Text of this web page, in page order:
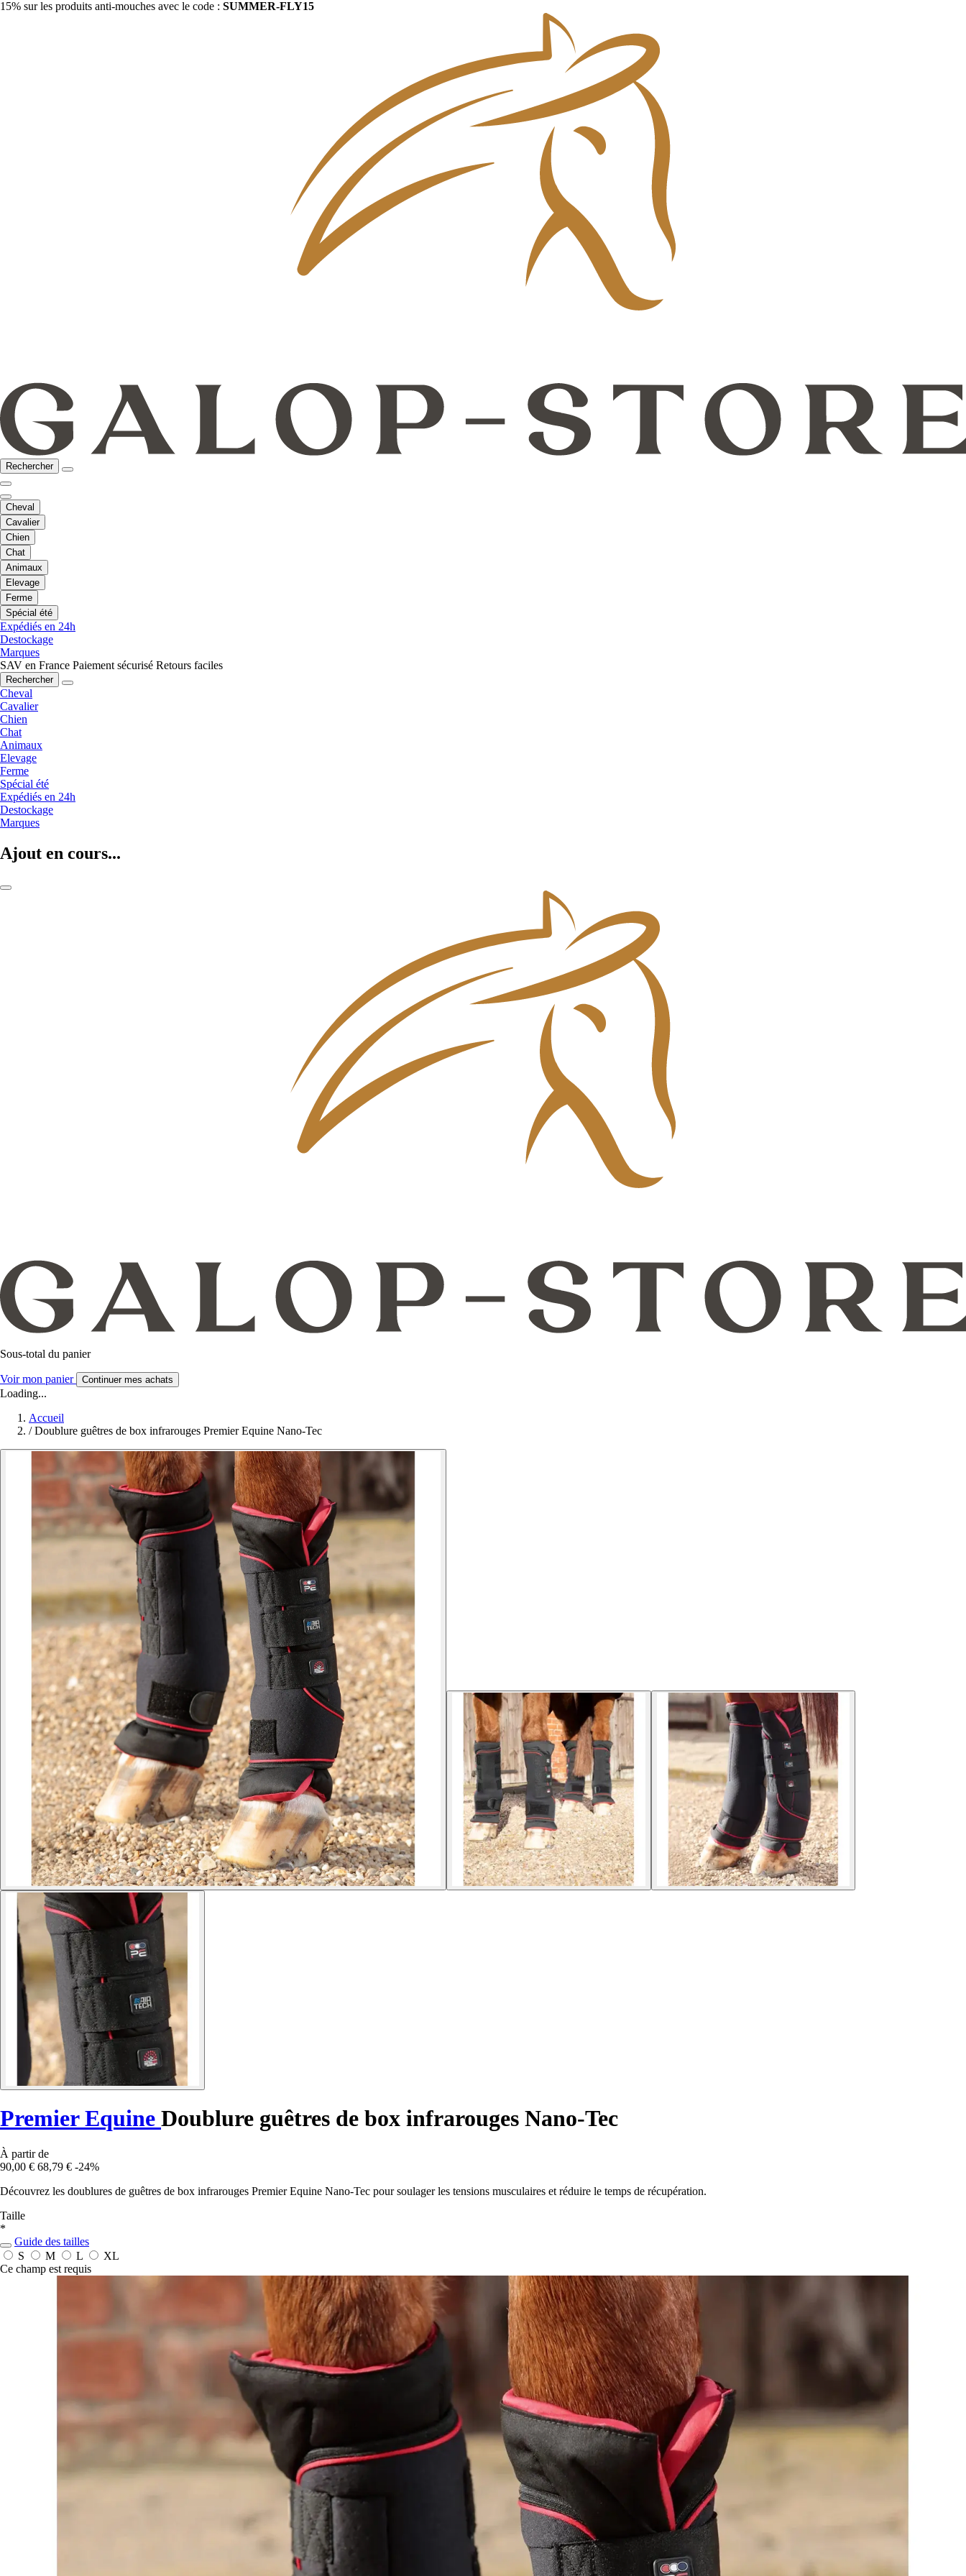
15% sur les produits anti-mouches avec le code : SUMMER-FLY15
Rechercher
Cheval
Cavalier
Chien
Chat
Animaux
Elevage
Ferme
Spécial été
Expédiés en 24h
Destockage
Marques
SAV en France Paiement sécurisé Retours faciles
Rechercher
Cheval
Cavalier
Chien
Chat
Animaux
Elevage
Ferme
Spécial été
Expédiés en 24h
Destockage
Marques
Ajout en cours...
Sous-total du panier
Voir mon panier Continuer mes achats
Loading...
Accueil
/ Doublure guêtres de box infrarouges Premier Equine Nano-Tec
Premier Equine Doublure guêtres de box infrarouges Nano-Tec
À partir de
90,00 € 68,79 € -24%
Découvrez les doublures de guêtres de box infrarouges Premier Equine Nano-Tec pour soulager les tensions musculaires et réduire le temps de récupération.
Taille
*
Guide des tailles
S
M L
XL
Ce champ est requis